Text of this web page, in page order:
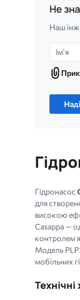
Не
Наш
Імʼя
один
файл.
типи:
jpg
jpeg
png.
Гідронасос
для
високою
Casappa —
контролем
Модель
мобільних